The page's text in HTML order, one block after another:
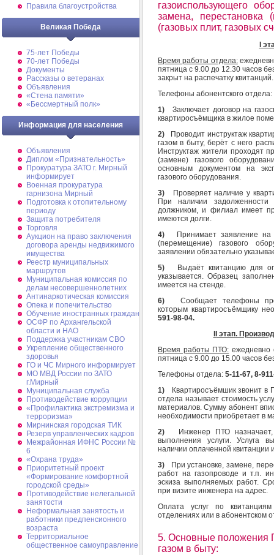
Правила благоустройства
Великая Победа
75-лет Победы
70-лет Победы
Документы
Рассказы о ветеранах
Объявления
«Стена памяти»
«Бессмертный полк»
Информация для населения
Объявления
Диплом «Признательность»
Прокуратура ЗАТО г. Мирный
информирует
Военная прокуратура
гарнизона Мирный
Подготовка к отопительному
периоду
Защита потребителя
Торговля
Аукцион на право заключения
договора аренды недвижимого
имущества
Реестр муниципальных
маршрутов
Муниципальная комиссия по
делам несовершеннолетних
Антинаркотическая комиссия
Опека и попечительство
Обучение иностранных граждан
ОСФР по Архангельской
области и НАО
Поддержка участникам СВО
Укрепление общественного
здоровья
ГО и ЧС Мирного информирует
МО МВД России по ЗАТО
г.Мирный
Муниципальная cлужба
Противодействие коррупции
«Профилактика экстремизма и
терроризма»
Мирнинская городская ТИК
Резерв управленческих кадров
Межрайонная ИФНС России №
6
«Охрана труда»
Приоритетный проект
«Формирование комфортной
городской среды»
Противодействие нелегальной
занятости
Неформальная занятость и
работники предпенсионного
возраста
Территориальное
общественное самоуправление
газоиспользующего
замена, перестановка
(газовых плит, газовых
I
Время работы отдела:
пятница с 9.00 до 12.30 часов
закрыт на распечатку квитанций.
Телефоны абонентского отдела:
1)Заключает договор на
квартиросъёмщика в жилое
2) Проводит инструктаж
газом в быту, берёт с него
Инструктаж жители проходят
(замене) газового
основным документом на
газового оборудования.
3) Проверяет наличие у
При наличии
должником, и филиал имеет
имеются долги.
4) Принимает заявление на
(перемещение) газового
заявлении обязательно
5) Выдаёт квитанцию для
указывается. Образец
имеется на стенде.
6)Сообщает телефоны
которым квартиросъёмщику
591-98-04.
IIэтап.
Время работы ПТО: ежедневно
пятница с 9.00 до 15.00 часов
Телефоны отдела: 5-11-67, 8-
1)
Квартиросъёмшик звонит в
отдела называет стоимость
материалов. Сумму абонент
необходимости приобретает в
2) Инженер ПТО
выполнения услуги. Услуга
наличии оплаченной квитанции
3) При установке, замене,
работ на газопроводе и т.п.
эскиза выполняемых работ.
при визите инженера на адрес.
Оплата услуг по
отделениях или в абонентском
5. Основные положения
газом в быту: